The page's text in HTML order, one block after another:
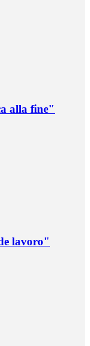
alla fine"
lavoro"